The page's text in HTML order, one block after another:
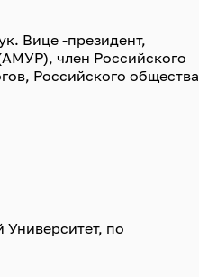
Вице -президент,
член Российского
Российского общества
по